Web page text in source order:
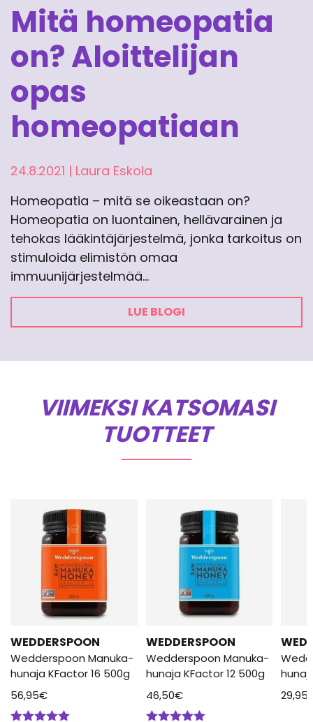
Mitä homeopatia
on? Aloittelijan
opas
homeopatiaan
24.8.2021 | Laura Eskola
Homeopatia – mitä se oikeastaan on?
Homeopatia on luontainen, hellävarainen ja
tehokas lääkintäjärjestelmä, jonka tarkoitus on
stimuloida elimistön omaa
immuunijärjestelmää…
LUE BLOGI
VIIMEKSI KATSOMASI
TUOTTEET
WEDDERSPOON
Wedderspoon Manuka-
hunaja KFactor 16 500g
56,95€
WEDDERSPOON
Wedderspoon Manuka-
hunaja KFactor 12 500g
46,50€
29,95